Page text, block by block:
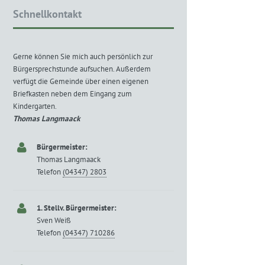
Schnellkontakt
Gerne können Sie mich auch persönlich zur
Bürgersprechstunde aufsuchen. Außerdem
verfügt die Gemeinde über einen eigenen
Briefkasten neben dem Eingang zum
Kindergarten.
Thomas Langmaack
Bürgermeister:
Thomas Langmaack
Telefon(04347) 2803
1. Stellv. Bürgermeister:
Sven Weiß
Telefon(04347) 710286